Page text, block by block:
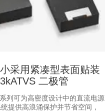
采用紧凑型表面贴装
二极管
列可为高密度设计中的直流电源
提供高浪涌保护并节省空间，